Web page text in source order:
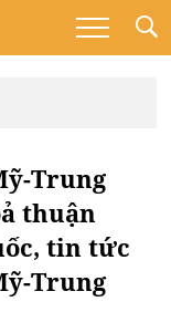
Trung
thuận
tin tức
Trung